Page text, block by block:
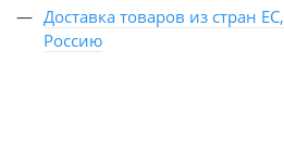
Доставка товаров из стран
Россию